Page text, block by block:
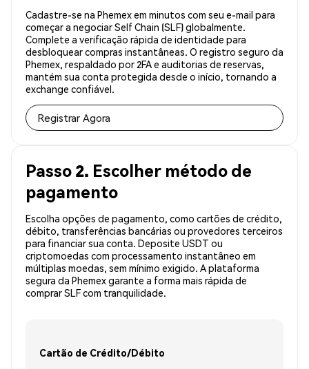
Cadastre-se na Phemex em minutos com seu e-mail para
começar a negociar Self Chain (SLF) globalmente.
Complete a verificação rápida de identidade para
desbloquear compras instantâneas. O registro seguro da
Phemex, respaldado por 2FA e auditorias de reservas,
mantém sua conta protegida desde o início, tornando a
exchange confiável.
Registrar Agora
Passo 2. Escolher método de
pagamento
Escolha opções de pagamento, como cartões de crédito,
débito, transferências bancárias ou provedores terceiros
para financiar sua conta. Deposite USDT ou
criptomoedas com processamento instantâneo em
múltiplas moedas, sem mínimo exigido. A plataforma
segura da Phemex garante a forma mais rápida de
comprar SLF com tranquilidade.
Cartão de Crédito/Débito